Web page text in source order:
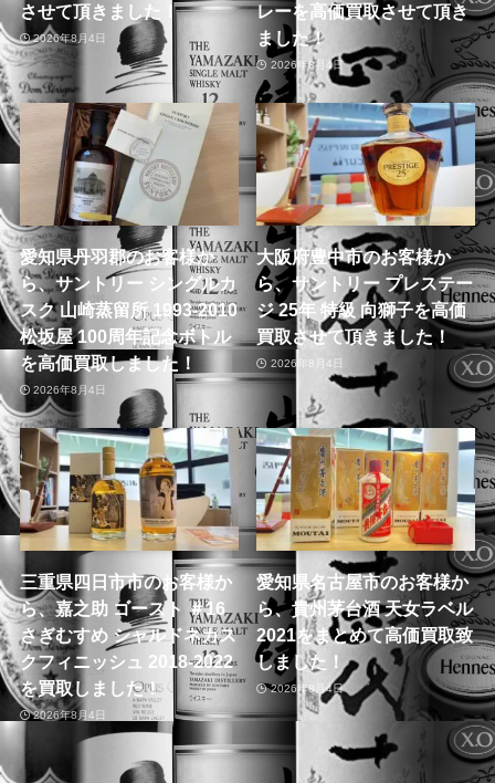
させて頂きました！
2026年8月4日
レーを高価買取させて頂き
ました！
2026年8月4日
愛知県丹羽郡のお客様か
ら、サントリー シングルカ
スク 山崎蒸留所 1993-2010
松坂屋 100周年記念ボトル
を高価買取しました！
2026年8月4日
大阪府豊中市のお客様か
ら、サントリー プレステー
ジ 25年 特級 向獅子を高価
買取させて頂きました！
2026年8月4日
三重県四日市市のお客様か
ら、嘉之助 ゴースト ＃16
さぎむすめ シャルドネカス
クフィニッシュ 2018-2022
を買取しました！
2026年8月4日
愛知県名古屋市のお客様か
ら、貴州茅台酒 天女ラベル
2021をまとめて高価買取致
しました！
2026年8月4日